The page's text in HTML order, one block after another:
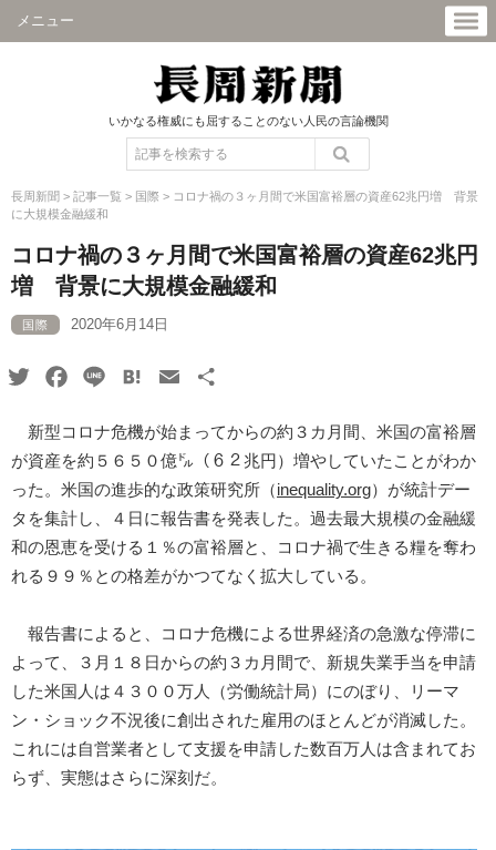
メニュー
いかなる権威にも屈することのない人民の言論機関
長周新聞 > 記事一覧 > 国際 > コロナ禍の３ヶ月間で米国富裕層の資産62兆円増 背景
に大規模金融緩和
コロナ禍の３ヶ月間で米国富裕層の資産62兆円
増 背景に大規模金融緩和
国際 2020年6月14日
TwitterFacebook
Line HatenaEmail
新型コロナ危機が始まってからの約３カ月間、米国の富裕層
が資産を約５６５０億㌦（６２兆円）増やしていたことがわか
った。米国の進歩的な政策研究所（inequality.org）が統計デー
タを集計し、４日に報告書を発表した。過去最大規模の金融緩
和の恩恵を受ける１％の富裕層と、コロナ禍で生きる糧を奪わ
れる９９％との格差がかつてなく拡大している。
報告書によると、コロナ危機による世界経済の急激な停滞に
よって、３月１８日からの約３カ月間で、新規失業手当を申請
した米国人は４３００万人（労働統計局）にのぼり、リーマ
ン・ショック不況後に創出された雇用のほとんどが消滅した。
これには自営業者として支援を申請した数百万人は含まれてお
らず、実態はさらに深刻だ。